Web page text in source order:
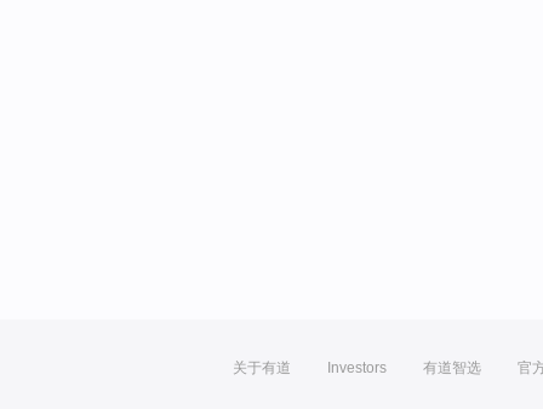
关于有道 Investors 有道智选 官